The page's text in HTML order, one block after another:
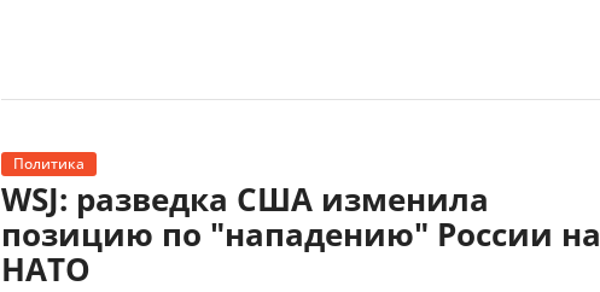
Политика
WSJ: разведка США изменила
позицию по "нападению" России на
НАТО